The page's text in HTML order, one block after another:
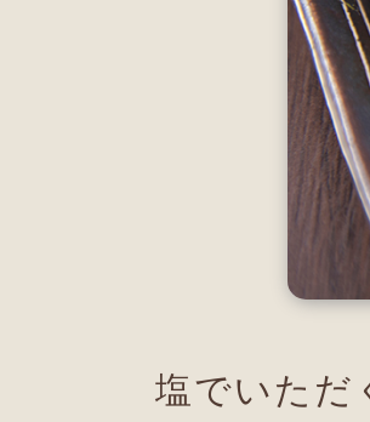
塩でいただ